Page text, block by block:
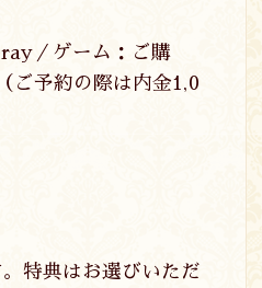
／ゲーム：ご購
ご予約の際は内金1,0
特典はお選びいただ